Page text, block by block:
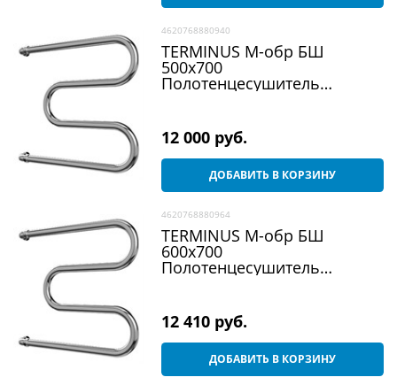
4620768880940
TERMINUS М-обр БШ
500х700
Полотенцесушитель
12 000 руб.
ДОБАВИТЬ В КОРЗИНУ
4620768880964
TERMINUS М-обр БШ
600х700
Полотенцесушитель
12 410 руб.
ДОБАВИТЬ В КОРЗИНУ